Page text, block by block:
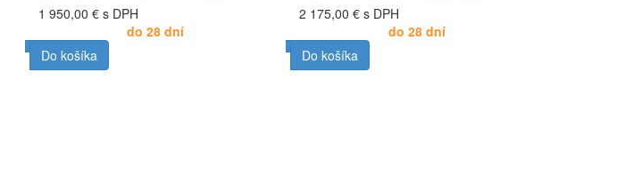
1 950,00 € s DPH
do 28 dní
Do košíka
2 175,00 € s DPH
do 28 dní
Do košíka